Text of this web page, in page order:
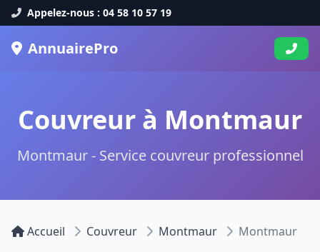
Appelez-nous : 04 58 10 57 19
AnnuairePro
Couvreur à Montmaur
Montmaur - Service couvreur professionnel
Accueil Couvreur Montmaur Montmaur